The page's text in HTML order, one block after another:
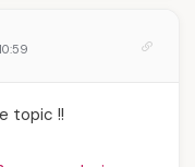
topic !!